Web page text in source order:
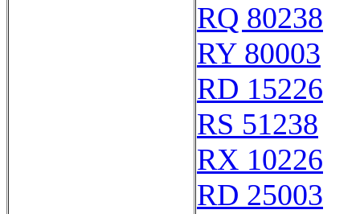
RQ 80238
RY 80003
RD 15226
RS 51238
RX 10226
RD 25003